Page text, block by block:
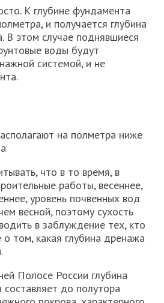
К глубине фундамента
и получается глубина
В этом случае поднявшиеся
воды будут
системой, и не
на полметра ниже
что в то время, в
работы, весеннее,
уровень почвенных вод
весной, поэтому сухость
в заблуждение тех, кто
том, какая глубина дренажа
Полосе России глубина
составляет до полутора